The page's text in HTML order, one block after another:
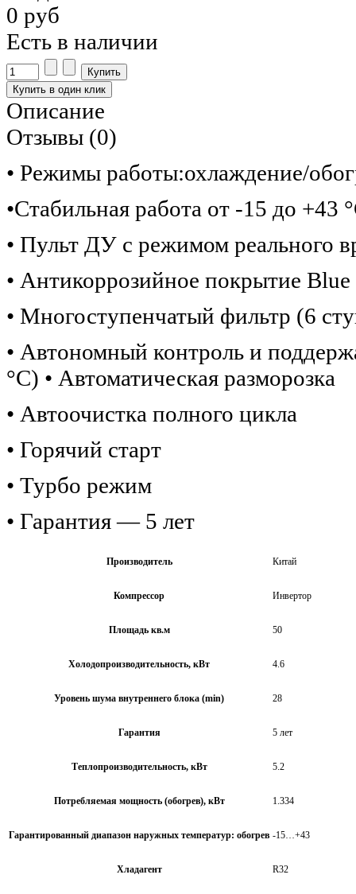
0 руб
Есть в наличии
Описание
Отзывы (0)
• Режимы работы:охлаждение/
•Стабильная работа от -15 до +43
• Пульт ДУ с режимом реального
• Антикоррозийное покрытие
• Многоступенчатый фильтр (6
• Автономный контроль и
°C) • Автоматическая разморозка
• Автоочистка полного цикла
• Горячий старт
• Турбо режим
• Гарантия — 5 лет
Производитель Китай
Компрессор Инвертор
Площадь кв.м 50
Холодопроизводительность, кВт 4.6
Уровень шума внутреннего блока (min) 28
Гарантия 5 лет
Теплопроизводительность, кВт 5.2
Потребляемая мощность (обогрев), кВт 1.334
Гарантированный диапазон наружных температур: обогрев -15…+43
Хладагент R32